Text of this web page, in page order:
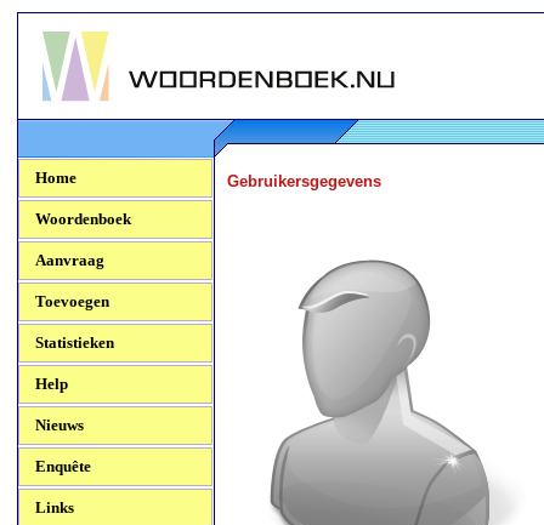
Woordenboek.NU
Home
Woordenboek
Aanvraag
Toevoegen
Statistieken
Help
Nieuws
Enquête
Links
Gebruikersgegevens